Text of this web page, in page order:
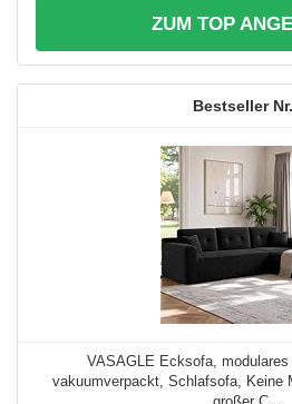
ZUM TOP
VASAGLE Ecksofa, modulares
vakuumverpackt, Schlafsofa, Keine